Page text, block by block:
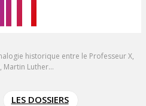
historique entre le Professeur X,
Martin Luther...
LES DOSSIERS